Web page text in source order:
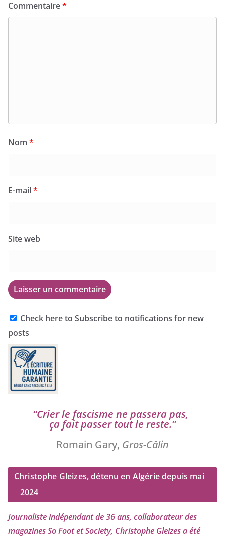
Commentaire*
Nom *
E-mail*
Site web
Check here to Subscribe to notifications for new
posts
“Crier le fas­cisme ne pas­se­ra pas,
ça fait pas­ser tout le reste.”
Romain Gary, Gros-Câlin
Christophe Gleizes, détenu en Algérie depuis mai
2024
Journaliste indé­pen­dant de36ans, col­la­bo­ra­teur des
maga­zines So Foot et Society, Christophe Gleizesa été